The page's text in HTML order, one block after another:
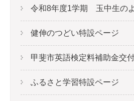
令和8年度1学期 玉中生の
健伸のつどい特設ページ
甲斐市英語検定料補助金交
ふるさと学習特設ページ